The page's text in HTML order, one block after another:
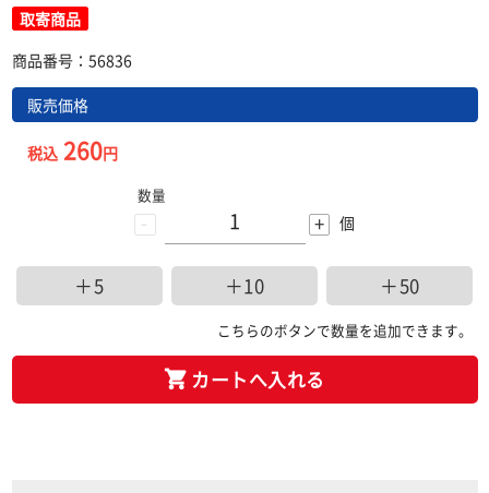
取寄商品
商品番号：56836
販売価格
税込260円
-
数量
+ 個
＋5 ＋10 ＋50
こちらのボタンで数量を追加できます。
カートへ入れる